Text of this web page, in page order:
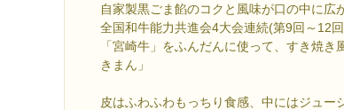
自家製黒ごま餡のコクと風味が口の中に広
全国和牛能力共進会4大会連続(第9回～12
「宮崎牛」をふんだんに使って、すき焼
きまん」
皮はふわふわもっちり食感、中にはジュー